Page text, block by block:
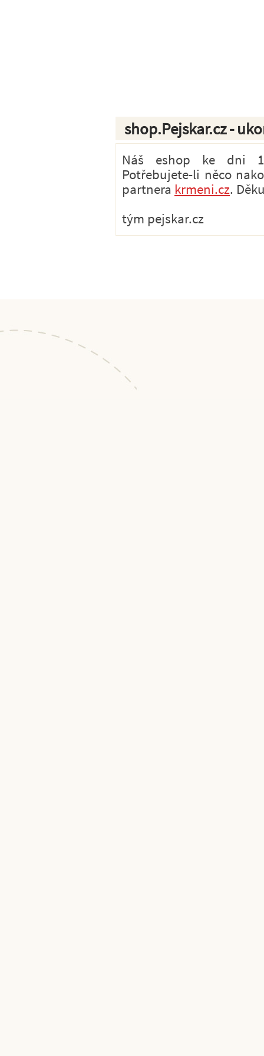
shop.Pejskar.cz -
Náš eshop ke dni
Potřebujete-li něco
partnera krmeni.cz.
tým pejskar.cz